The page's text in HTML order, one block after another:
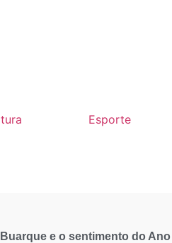
Esporte
e o sentimento do Ano